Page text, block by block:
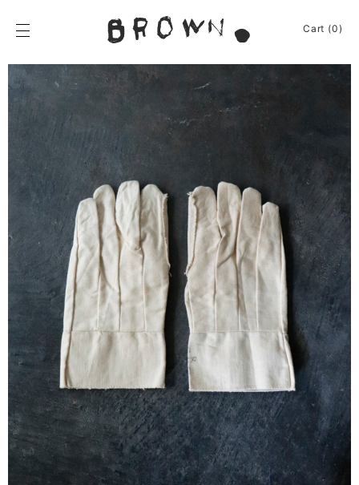
content
BROWN.
News
Event
Journey
Shop
Apparel
About
Sign In
(0)
ご利用ガイド
利用規約
プライバシーポリシー
特定商取引法に基づく表記
Chair
Table
Shelf / Cabinet
Lamp
Other
Homeware
Kitchenware
Baskets
Other
Remake
Bag
Cushion
Rug
Blanket
Cart (0)